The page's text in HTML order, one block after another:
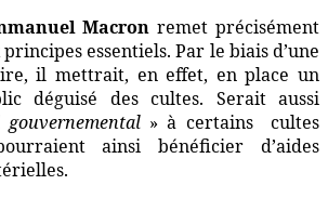
Macronremet précisément
principesessentiels. Par le biais d’une
il mettrait, en effet, en place un
déguisé des cultes. Serait aussi
gouvernemental» à certains
cultes
ainsi bénéficier d’aides